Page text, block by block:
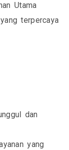
Utama
terpercaya
dan
yang